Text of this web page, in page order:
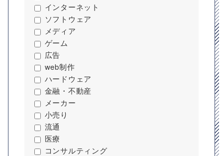
インターネット
ソフトウェア
メディア
ゲーム
広告
web制作
ハードウェア
金融・不動産
メーカー
小売り
流通
医療
コンサルティング